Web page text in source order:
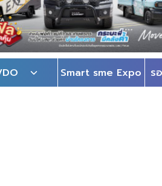
Smart sme Expo ร